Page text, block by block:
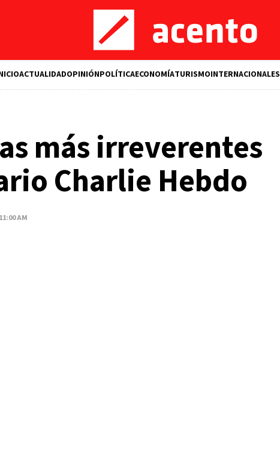
ACTUALIDADOPINIÓNPOLÍTICAECONOMÍATURISMOINTERNACIONALES
más irreverentes
Charlie Hebdo
AM